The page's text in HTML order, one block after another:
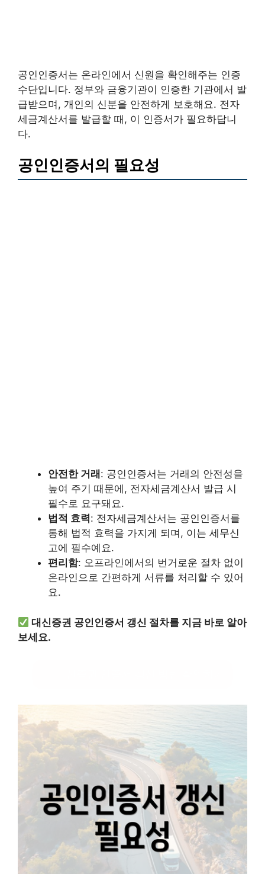
공인인증서는 온라인에서 신원을 확인해주는 인증
수단입니다. 정부와 금융기관이 인증한 기관에서 발
급받으며, 개인의 신분을 안전하게 보호해요. 전자
세금계산서를 발급할 때, 이 인증서가 필요하답니
다.
공인인증서의 필요성
안전한 거래 : 공인인증서는 거래의 안전성을
높여 주기 때문에, 전자세금계산서 발급 시
필수로 요구돼요.
법적 효력: 전자세금계산서는 공인인증서를
통해 법적 효력을 가지게 되며, 이는 세무신
고에 필수예요.
편리함: 오프라인에서의 번거로운 절차 없이
온라인으로 간편하게 서류를 처리할 수 있어
요.
대신증권 공인인증서 갱신 절차를 지금 바로 알아
보세요.